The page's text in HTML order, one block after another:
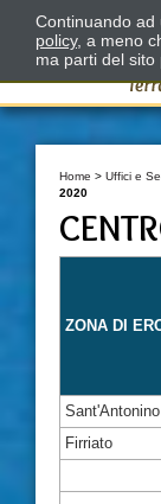
Home > Uffici e
2020
ZONA DI
Firriato
Continuando
policy, a meno
ma parti del sito